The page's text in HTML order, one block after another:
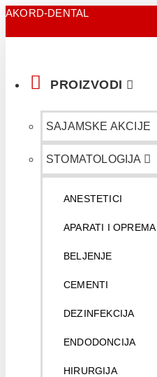
AKORD-DENTAL
PROIZVODI
SAJAMSKE AKCIJE
STOMATOLOGIJA
ANESTETICI
APARATI I OPREMA
BELJENJE
CEMENTI
DEZINFEKCIJA
ENDODONCIJA
HIRURGIJA